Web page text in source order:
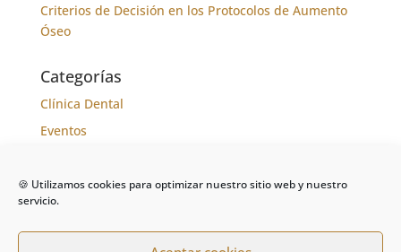
🍪 Utilizamos cookies para optimizar nuestro sitio web y nuestro
servicio.
Criterios de Decisión en los Protocolos de Aumento
Óseo
Categorías
Clínica Dental
Eventos
Noticias